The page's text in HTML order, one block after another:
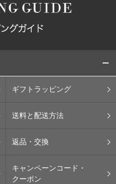
ギフトラッピング
送料と配送方法
返品・交換
キャンペーンコード・
クーポン